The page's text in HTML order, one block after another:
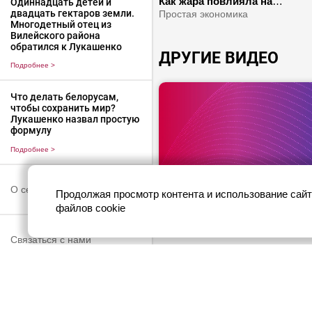
двадцать гектаров земли.
Многодетный отец из
Вилейского района
обратился к Лукашенко
Подробнее >
Что делать белорусам,
чтобы сохранить мир?
Лукашенко назвал простую
формулу
Подробнее >
О сервисе
Связаться с нами
продбезопасность? | Кто
Простая экономика
ДРУГИЕ ВИДЕО
Ангедония – признак
завышенный креатинин в
Продолжая просмотр контента и использование
файлов cookie